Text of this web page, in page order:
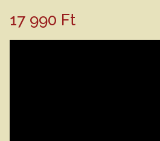
17 990 Ft